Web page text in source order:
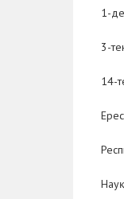
1-
3-
14-